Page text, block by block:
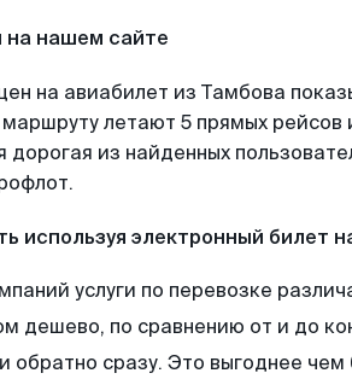
на нашем сайте
на авиабилет из Тамбова
летают 5 прямых рейсов
дорогая из найденных
используя электронный билет
услуги по перевозке
дешево, по сравнению от и до
обратно сразу. Это выгоднее